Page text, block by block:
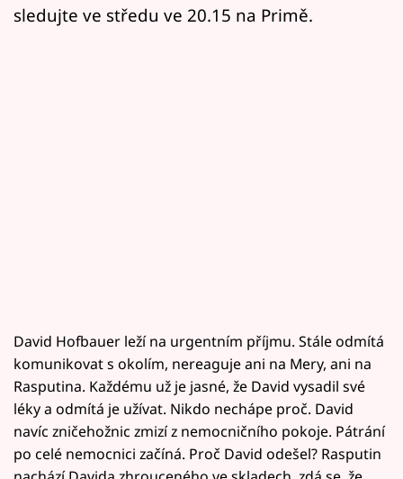
sledujte ve středu ve 20.15 na Primě.
David Hofbauer leží na urgentním příjmu. Stále odmítá
komunikovat s okolím, nereaguje ani na Mery, ani na
Rasputina. Každému už je jasné, že David vysadil své
léky a odmítá je užívat. Nikdo nechápe proč. David
navíc zničehožnic zmizí z nemocničního pokoje. Pátrání
po celé nemocnici začíná. Proč David odešel? Rasputin